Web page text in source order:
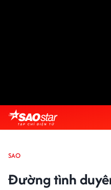
SAO
Đường tình